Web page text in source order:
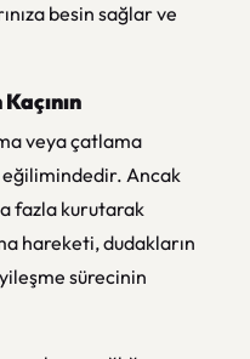
besin sağlar ve
veya çatlama
eğilimindedir. Ancak
fazla kurutarak
hareketi, dudakların
sürecinin